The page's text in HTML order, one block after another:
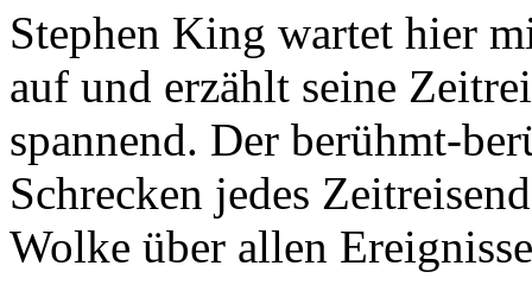
Stephen King wartet hier
auf und erzählt seine
spannend. Der berühmt-
Schrecken jedes
Wolke über allen